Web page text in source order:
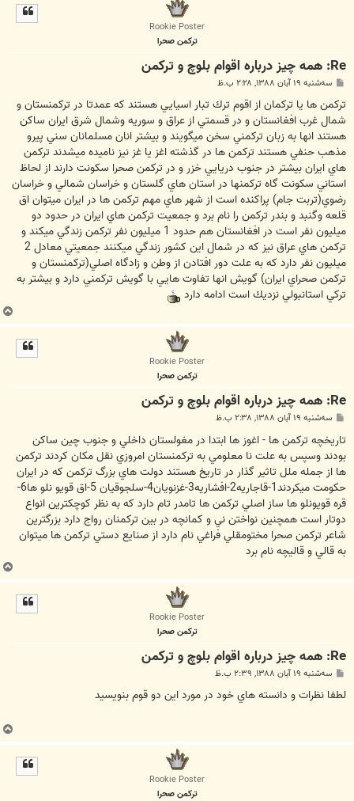
Rookie Poster
تركمن صحرا
Re: همه چيز درباره اقوام بلوچ و تركمن
پ
ت
سه‌شنبه ۱۹ آبان ۱۳۸۸, ۲:۲۸ ب.ظ
تركمن ها يا تركمان از اقوم ترك تبار اسيايي هستند كه عمدتا در تركمنستان و
شمال غرب افغانستان و در قسمتي از عراق و سوريه وشمال شرق ايران ساكن
هستند انها به زبان تركمني سخن ميگويند و بيشتر انان مسلمانان سني پيرو
مذهب حنفي هستند تركمن ها در گذشته اغز يا غز نيز ناميده ميشدند تركمن
هاي ايران بيشتر در جنوب دريايي خزر و در تركمن صحرا سكونت دارند از لحاظ
استاني سكونت گاه تركمنها در استان هاي گلستان و خراسان شمالي و خراسان
رضوي(تربت جام) پراكنده است از شهر هاي مهم تركمن ها در ايران ميتوان اق
قلعه وگنبد و بندر تركمن را نام برد و جمعيت تركمن هاي ايران در حدود دو
ميليون نفر است در افغانستان هم حدود 1 ميليون نفر تركمن زندگي ميكند و
تركمن هاي عراق نيز كه در شمال اين كشور زندگي ميكنند جمعيتي معادل 2
ميليون نفر دارد كه به علت دور افتادن از وطن و زادگاه اصلي(تركمنستان و
تركمن صحراي ايران) گويش انها تفاوت هايي با گويش تركمني دارد و بيشتر به
تركي استانبولي نزديك است ادامه دارد
ب
ا
Rookie Poster
تركمن صحرا
Re: همه چيز درباره اقوام بلوچ و تركمن
پ
ت
سه‌شنبه ۱۹ آبان ۱۳۸۸, ۲:۳۸ ب.ظ
تاريخچه تركمن ها - اغوز ها ابتدا در مغولستان داخلي و جنوب چين ساكن
بودند وسپس به علت نا معلومي به تركمنستان امروزي نقل مكان كردند تركمن
ها از جمله ملل تاثير گذار در تاريخ هستند دولت هاي بزرگ تركمن كه در ايران
حكومت ميكردند1-قاجاريه2-افشاريه3-غزنويان4-سلجوقيان 5-اق قويو نلو ها6-
قره قويونلو ها ساز اصلي تركمن ها تامدر تام دارد كه به نظر كوچكترين انواع
دوتار است همچنين نواختن ني و كمانچه در بين تركمنان رواج دارد بزرگترين
شاعر تركمن صحرا مختومقلي فراغي نام دارد از صنايع دستي تركمن ها ميتوان
به قالي و قاليچه نام برد
ب
ا
Rookie Poster
تركمن صحرا
Re: همه چيز درباره اقوام بلوچ و تركمن
پ
ت
سه‌شنبه ۱۹ آبان ۱۳۸۸, ۲:۳۹ ب.ظ
لطفا نظرات و دانسته هاي خود در مورد اين دو قوم بنويسيد
ب
ا
Rookie Poster
تركمن صحرا